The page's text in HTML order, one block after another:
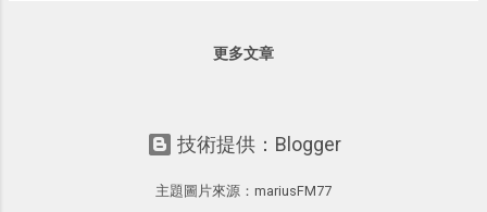
更多文章
技術提供：Blogger
主題圖片來源： mariusFM77